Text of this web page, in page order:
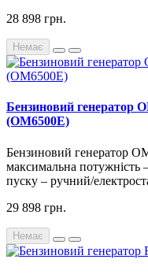
28 898 грн.
Немає
Бензиновий генератор
(OM6500E)
Бензиновий генератор
максимальна потужність
пуску – ручний/
29 898 грн.
Немає